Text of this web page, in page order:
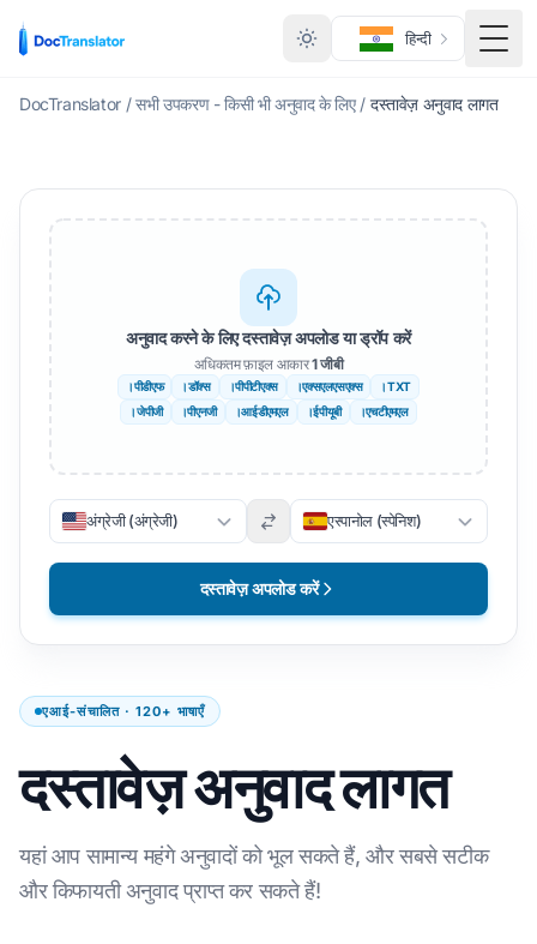
हिन्दी
मेनू
DocTranslator / सभी उपकरण - किसी भी अनुवाद के लिए / दस्तावेज़ अनुवाद लागत
एआई-संचालित · 120+ भाषाएँ
दस्तावेज़ अनुवाद लागत
यहां आप सामान्य महंगे अनुवादों को भूल सकते हैं, और सबसे सटीक
और किफायती अनुवाद प्राप्त कर सकते हैं!
अनुवाद करने के लिए दस्तावेज़ अपलोड या ड्रॉप करें
अधिकतम फ़ाइल आकार1 जीबी
।पीडीएफ ।डॉक्स ।पीपीटीएक्स ।एक्सएलएसएक्स
।TXT
।जेपीजी
।पीएनजी ।आईडीएमएल ।ईपीयूबी ।एचटीएमएल
अंग्रेजी (अंग्रेजी) एस्पानोल (स्पेनिश)
दस्तावेज़ अपलोड करें